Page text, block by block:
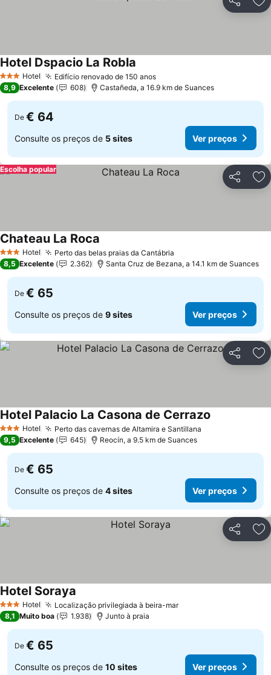
Partilhar
3 EstrelasHotel Edifício renovado de 150 anosVer preços
Hotel Dspacio La Robla
8,9 Excelente 608 Castañeda, a 16.9 km de Suances
De € 64
Consulte os preços de 5 sites Ver preços
Partilhar
Escolha popular
3 EstrelasHotel Perto das belas praias da Cantábria
Chateau La Roca
8,5 Excelente 2.362 Santa Cruz de Bezana, a 14.1 km de Suances
De € 65
Consulte os preços de 9 sites Ver preços
Partilhar
3 EstrelasHotel Perto das cavernas de Altamira e Santillana
Hotel Palacio La Casona de Cerrazo
9,5 Excelente 645 Reocín, a 9.5 km de Suances
De € 65
Consulte os preços de 4 sites Ver preços
Partilhar
3 EstrelasHotel Localização privilegiada à beira-marVer preços
Hotel Soraya
8,1 Muito boa 1.938 Junto à praia
De € 65
Consulte os preços de 10 sites Ver preços